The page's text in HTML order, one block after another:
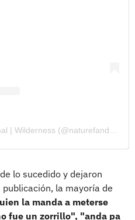
A post shared by Travel | Animal | Wilderness (@naturefandom)
lo sucedido y dejaron
la mayoría de
la manda a meterse
fue un zorrillo", "anda pa